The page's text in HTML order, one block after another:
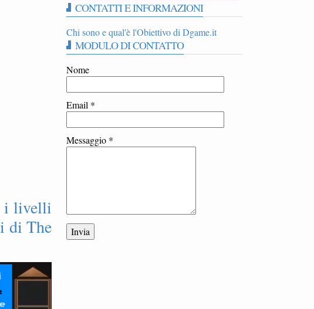
i livelli
di The
CONTATTI E INFORMAZIONI
Chi sono e qual'è l'Obiettivo di Dgame.it
MODULO DI CONTATTO
Nome
Email *
Messaggio *